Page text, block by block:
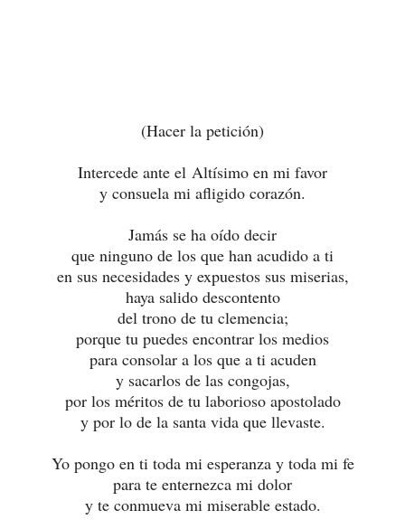
(Hacer la petición)
Intercede ante el Altísimo en mi favor
y consuela mi afligido corazón.
Jamás se ha oído decir
que ninguno de los que han acudido a ti
en sus necesidades y expuestos sus miserias,
haya salido descontento
del trono de tu clemencia;
porque tu puedes encontrar los medios
para consolar a los que a ti acuden
y sacarlos de las congojas,
por los méritos de tu laborioso apostolado
y por lo de la santa vida que llevaste.
Yo pongo en ti toda mi esperanza y toda mi fe
para te enternezca mi dolor
y te conmueva mi miserable estado.